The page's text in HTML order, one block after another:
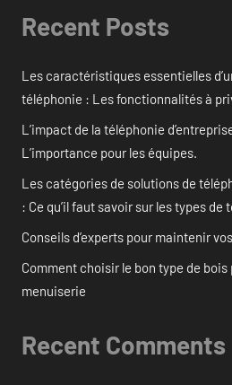
Recent Posts
Les caractéristiques essentielles
téléphonie : Les fonctionnalités à
L’impact de la téléphonie
L’importance pour les équipes.
Les catégories de solutions de
: Ce qu’il faut savoir sur les types de
Conseils d’experts pour maintenir
Comment choisir le bon type de bois
menuiserie
Recent Comments